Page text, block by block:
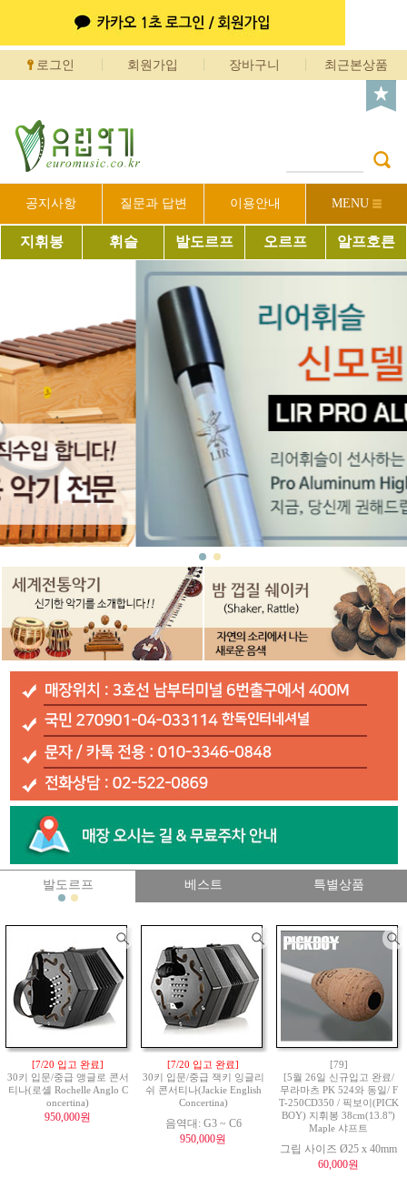
로그인 회원가입 장바구니 최근본상품
공지사항 질문과 답변 이용안내 MENU
지휘봉 휘슬 발도르프 오르프 알프호른
발도르프 베스트 특별상품
[7/20 입고 완료]
30키 입문/중급 앵글로 콘서
티나(로셸 Rochelle Anglo C
oncertina)
950,000원
[7/20 입고 완료]
30키 입문/중급 잭키 잉글리
쉬 콘서티나(Jackie English
Concertina)
음역대: G3 ~ C6
950,000원
[79]
[5월 26일 신규입고 완료/
무라마츠 PK 524와 동일/ F
T-250CD350 / 픽보이(PICK
BOY) 지휘봉 38cm(13.8")
Maple 샤프트
그립 사이즈 Ø25 x 40mm
60,000원